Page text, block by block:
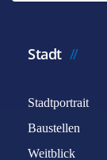
Stadt
Stadtportrait
Baustellen
Weitblick